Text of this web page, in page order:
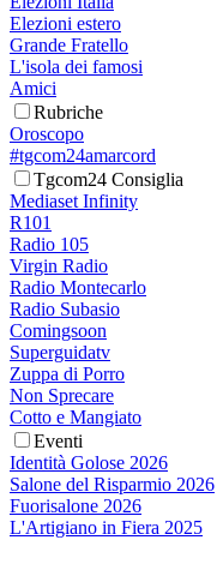
Elezioni estero
Grande Fratello
L'isola dei famosi
Amici
Rubriche
Oroscopo
#tgcom24amarcord
Tgcom24 Consiglia
Mediaset Infinity
R101
Radio 105
Virgin Radio
Radio Montecarlo
Radio Subasio
Comingsoon
Superguidatv
Zuppa di Porro
Non Sprecare
Cotto e Mangiato
Eventi
Identità Golose 2026
Salone del Risparmio 2026
Fuorisalone 2026
L'Artigiano in Fiera 2025